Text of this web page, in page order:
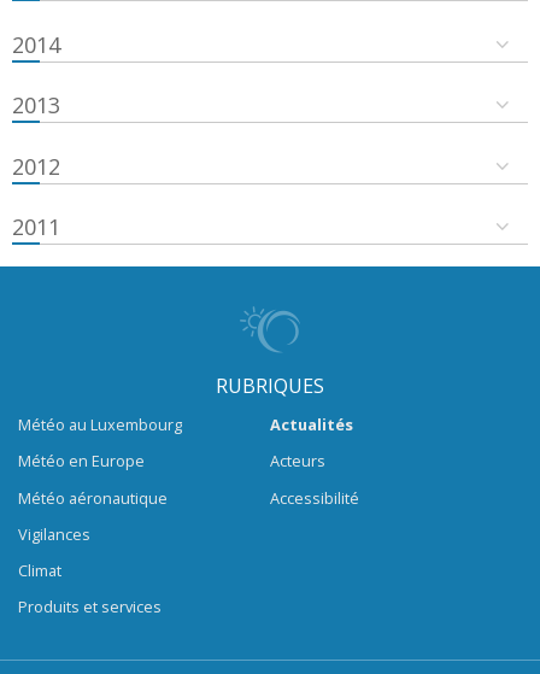
2014
2013
2012
2011
RUBRIQUES
Météo au Luxembourg
Météo en Europe
Météo aéronautique
Vigilances
Climat
Produits et services
Actualités
Acteurs
Accessibilité